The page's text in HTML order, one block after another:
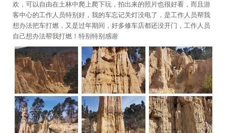
欢，可以自由在土林中爬上爬下玩，拍出来的照片也很好看，而且游
客中心的工作人员特别好，我的车忘记关灯没电了，是工作人员帮我
想办法把车打燃，又是过年期间，好多修车店都还没开门，工作人员
自己想办法帮我打燃！特别特别感谢